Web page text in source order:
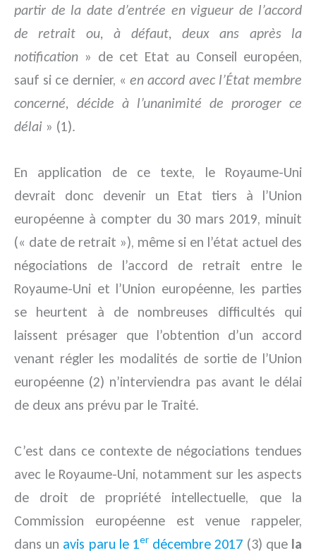
partir de la date d’entrée en vigueur de l’accord
de retrait ou, à défaut, deux ans après la
notification » de cet Etat au Conseil européen,
sauf si ce dernier, «en accord avec l’État membre
concerné, décide à l’unanimité de proroger ce
délai » (1).
En application de ce texte, le Royaume-Uni
devrait donc devenir un Etat tiers à l’Union
européenne à compter du 30 mars 2019, minuit
(« date de retrait »), même si en l’état actuel des
négociations de l’accord de retrait entre le
Royaume-Uni et l’Union européenne, les parties
se heurtent à de nombreuses difficultés qui
laissent présager que l’obtention d’un accord
venant régler les modalités de sortie de l’Union
européenne (2) n’interviendra pas avant le délai
de deux ans prévu par le Traité.
C’est dans ce contexte de négociations tendues
avec le Royaume-Uni, notamment sur les aspects
de droit de propriété intellectuelle, que la
Commission européenne est venue rappeler,
dans un avis paru le 1er décembre 2017 (3) que la